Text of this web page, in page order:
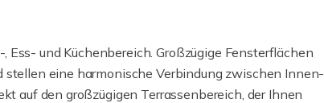
und Küchenbereich. Großzügige Fensterflächen
eine harmonische Verbindung zwischen Innen-
auf den großzügigen Terrassenbereich, der Ihnen